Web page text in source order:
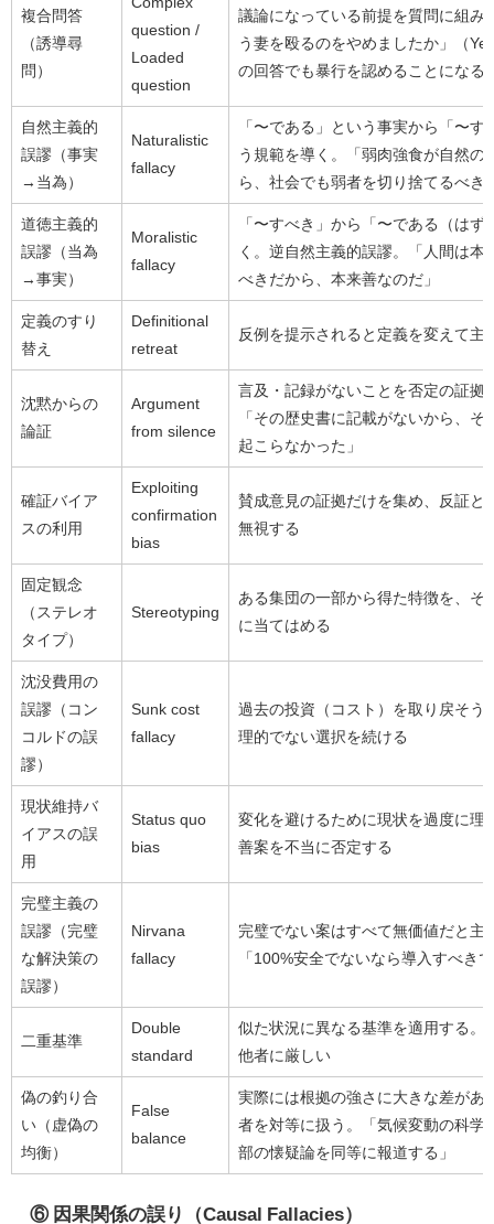
複合問答
（誘導尋
問）
question /
Loaded
question
議論になっている前提を質問に組み
う妻を殴るのをやめましたか」（
の回答でも暴行を認めることになる
自然主義的
誤謬（事実
→当為）
Naturalistic
fallacy
「〜である」という事実から「〜す
う規範を導く。「弱肉強食が自然の
ら、社会でも弱者を切り捨てるべき
道徳主義的
誤謬（当為
→事実）
Moralistic
fallacy
「〜すべき」から「〜である（はず
く。逆自然主義的誤謬。「人間は本
べきだから、本来善なのだ」
定義のすり
替え
Definitional
retreat
反例を提示されると定義を変えて主
沈黙からの
論証
Argument
from silence
言及・記録がないことを否定の証拠
「その歴史書に記載がないから、そ
起こらなかった」
確証バイア
スの利用
Exploiting
confirmation
bias
賛成意見の証拠だけを集め、反証と
無視する
固定観念
（ステレオ
タイプ）
Stereotyping
ある集団の一部から得た特徴を、そ
に当てはめる
沈没費用の
誤謬（コン
コルドの誤
謬）
Sunk cost
fallacy
過去の投資（コスト）を取り戻そう
理的でない選択を続ける
現状維持バ
イアスの誤
用
Status quo
bias
変化を避けるために現状を過度に理
善案を不当に否定する
完璧主義の
誤謬（完璧
な解決策の
誤謬）
Nirvana
fallacy
完璧でない案はすべて無価値だと主
「100%安全でないなら導入すべき
二重基準
Double
standard
似た状況に異なる基準を適用する。
他者に厳しい
偽の釣り合
い（虚偽の
均衡）
False
balance
実際には根拠の強さに大きな差があ
者を対等に扱う。「気候変動の科学
部の懐疑論を同等に報道する」
⑥ 因果関係の誤り（Causal Fallacies）